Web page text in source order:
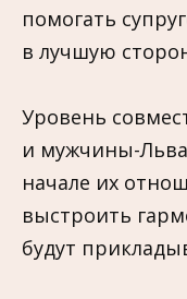
помогать
в лучшую
Уровень
и мужчины-
начале их
выстроить
будут